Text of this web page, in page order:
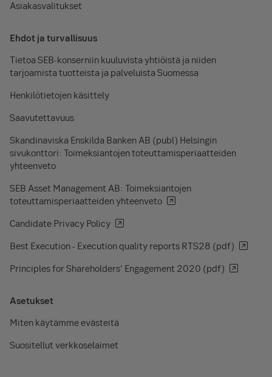
Asiakasvalitukset
Ehdot ja turvallisuus
Tietoa SEB-konserniin kuuluvista yhtiöistä ja niiden
tarjoamista tuotteista ja palveluista Suomessa
Henkilötietojen käsittely
Saavutettavuus
Skandinaviska Enskilda Banken AB (publ) Helsingin
sivukonttori: Toimeksiantojen toteuttamisperiaatteiden
yhteenveto
SEB Asset Management AB: Toimeksiantojen
toteuttamisperiaatteiden yhteenveto
Candidate Privacy Policy
Best Execution - Execution quality reports RTS28 (pdf)
Principles for Shareholders’ Engagement 2020 (pdf)
Asetukset
Miten käytämme evästeitä
Suositellut verkkoselaimet